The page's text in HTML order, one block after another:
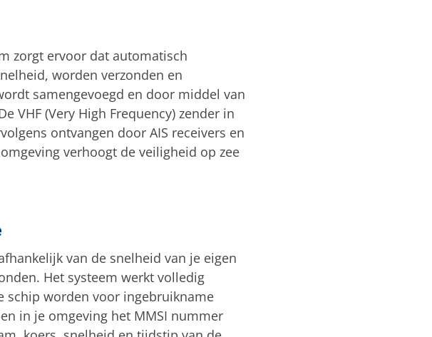
zorgt ervoor dat automatisch
worden verzonden en
samengevoegd en door middel van
VHF (Very High Frequency) zender in
ontvangen door AIS receivers en
verhoogt de veiligheid op zee
van de snelheid van je eigen
Het systeem werkt volledig
schip worden voor ingebruikname
in je omgeving het MMSI nummer